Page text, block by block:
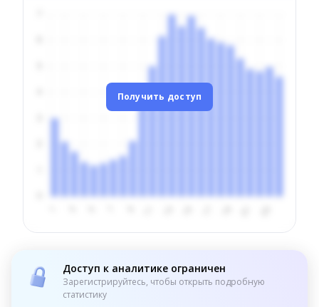
Получить доступ
Доступ к аналитике ограничен
Зарегистрируйтесь, чтобы открыть подробную
статистику